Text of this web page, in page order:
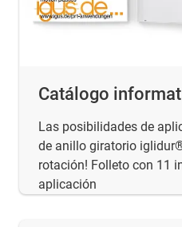
Catálogo
Las posibilidades de
de anillo giratorio
rotación! Folleto con 11
aplicación